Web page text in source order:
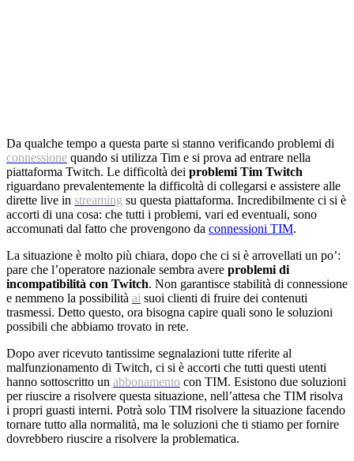
Da qualche tempo a questa parte si stanno verificando problemi di
connessione quando si utilizza Tim e si prova ad entrare nella
piattaforma Twitch. Le difficoltà dei problemi Tim Twitch
riguardano prevalentemente la difficoltà di collegarsi e assistere alle
dirette live in streaming su questa piattaforma. Incredibilmente ci si è
accorti di una cosa: che tutti i problemi, vari ed eventuali, sono
accomunati dal fatto che provengono da connessioni TIM.
La situazione è molto più chiara, dopo che ci si è arrovellati un po’:
pare che l’operatore nazionale sembra avere problemi di
incompatibilità con Twitch. Non garantisce stabilità di connessione
e nemmeno la possibilità ai suoi clienti di fruire dei contenuti
trasmessi. Detto questo, ora bisogna capire quali sono le soluzioni
possibili che abbiamo trovato in rete.
Dopo aver ricevuto tantissime segnalazioni tutte riferite al
malfunzionamento di Twitch, ci si è accorti che tutti questi utenti
hanno sottoscritto un abbonamento con TIM. Esistono due soluzioni
per riuscire a risolvere questa situazione, nell’attesa che TIM risolva
i propri guasti interni. Potrà solo TIM risolvere la situazione facendo
tornare tutto alla normalità, ma le soluzioni che ti stiamo per fornire
dovrebbero riuscire a risolvere la problematica.